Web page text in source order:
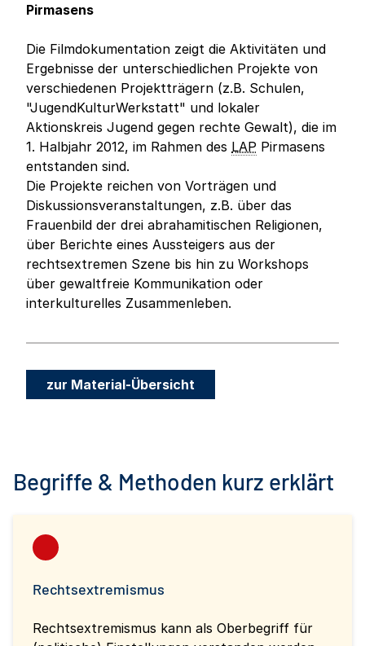
Pirmasens
Die Filmdokumentation zeigt die Aktivitäten und
Ergebnisse der unterschiedlichen Projekte von
verschiedenen Projektträgern (z.B. Schulen,
"JugendKulturWerkstatt" und lokaler
Aktionskreis Jugend gegen rechte Gewalt), die im
1. Halbjahr 2012, im Rahmen des LAP Pirmasens
entstanden sind.
Die Projekte reichen von Vorträgen und
Diskussionsveranstaltungen, z.B. über das
Frauenbild der drei abrahamitischen Religionen,
über Berichte eines Aussteigers aus der
rechtsextremen Szene bis hin zu Workshops
über gewaltfreie Kommunikation oder
interkulturelles Zusammenleben.
zur Material-Übersicht
Begriffe & Methoden kurz erklärt
Rechtsextremismus
Rechtsextremismus kann als Oberbegriff für